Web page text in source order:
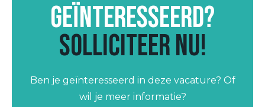
Geïnteresseerd?
Solliciteer nu!
Ben je geïnteresseerd in deze vacature? Of
wil je meer informatie?